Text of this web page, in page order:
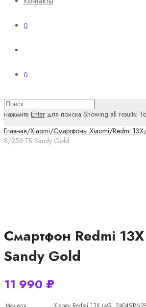
0
0
нажмите Enter для поиска Showing all results:
Главная/Xiaomi/Смартфоны Xiaomi/Redmi 13X
8/256 ГБ Sandy Gold
Смартфон Redmi
Sandy Gold
11 990 ₽